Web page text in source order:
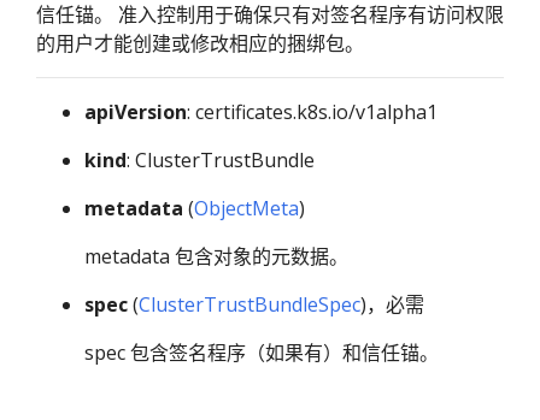
信任锚。 准入控制用于确保只有对签名程序有访问权限
的用户才能创建或修改相应的捆绑包。
apiVersion: certificates.k8s.io/v1alpha1
kind: ClusterTrustBundle
metadata (ObjectMeta)
metadata 包含对象的元数据。
spec(ClusterTrustBundleSpec)，必需
spec 包含签名程序（如果有）和信任锚。